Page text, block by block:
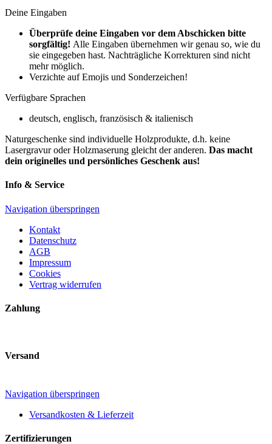
Deine Eingaben
Überprüfe deine Eingaben vor dem Abschicken bitte
sorgfältig! Alle Eingaben übernehmen wir genau so, wie du
sie eingegeben hast. Nachträgliche Korrekturen sind nicht
mehr möglich.
Verzichte auf Emojis und Sonderzeichen!
Verfügbare Sprachen
deutsch, englisch, französisch & italienisch
Naturgeschenke sind individuelle Holzprodukte, d.h. keine
Lasergravur oder Holzmaserung gleicht der anderen. Das macht
dein originelles und persönliches Geschenk aus!
Info & Service
Navigation überspringen
Kontakt
Datenschutz
AGB
Impressum
Cookies
Vertrag widerrufen
Zahlung
Versand
Navigation überspringen
Versandkosten & Lieferzeit
Zertifizierungen